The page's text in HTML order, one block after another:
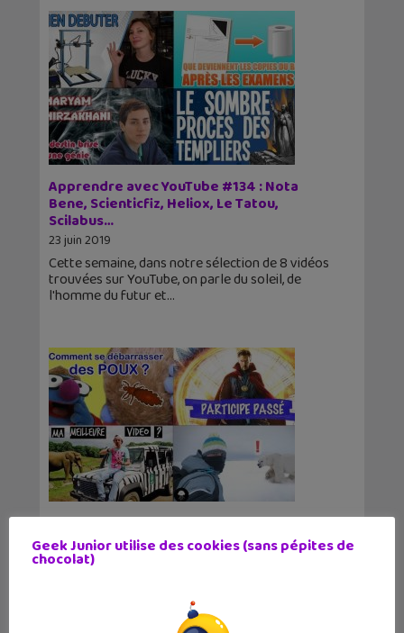
Apprendre avec YouTube #134 : Nota
Bene, Scienticfiz, Heliox, Le Tatou,
Scilabus…
23 juin 2019
Cette semaine, dans notre sélection de 8 vidéos
trouvées sur YouTube, on parle du soleil, de
l'homme du futur et
Apprendre avec YouTube #133 : Dirty
Biology, Toopet, Mickaël Launay, Norbert
explique nous…
Apprendre avec YouTube présente 8 nouvelles
vidéos. On parle de réchauffement climatique,
Geek Junior utilise des cookies (sans pépites de
chocolat)